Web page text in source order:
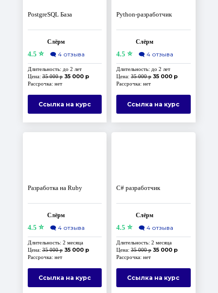
PostgreSQL База
Слёрм
4.5⭐ 🗨️ 4 отзыва
Длительность: до 2 лет
Цена:35 000 р 35 000 р
Рассрочка: нет
Ссылка на курс
Python-разработчик
Слёрм
4.5 ⭐ 🗨️ 4 отзыва
Длительность: до 2 лет
Цена: 35 000 р 35 000 р
Рассрочка: нет
Ссылка на курс
Разработка на Ruby
Слёрм
4.5⭐ 🗨️ 4 отзыва
Длительность: 2 месяца
Цена:35 000 р 35 000 р
Рассрочка: нет
Ссылка на курс
C# разработчик
Слёрм
4.5 ⭐ 🗨️ 4 отзыва
Длительность: 2 месяца
Цена: 35 000 р 35 000 р
Рассрочка: нет
Ссылка на курс